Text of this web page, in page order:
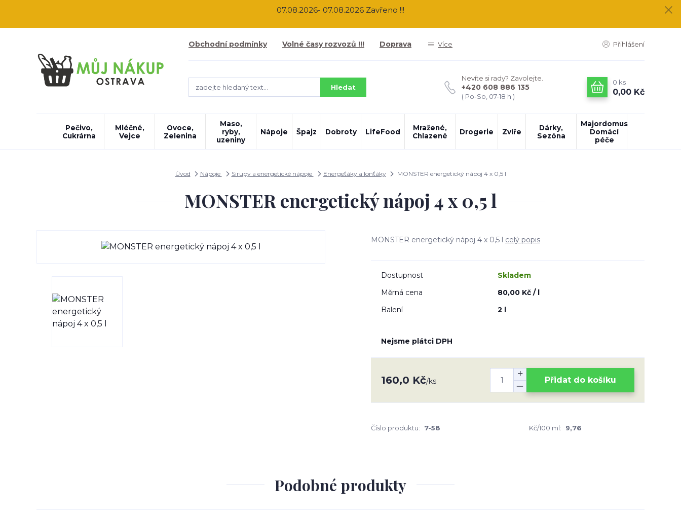
07.08.2026- 07.08.2026 Zavřeno !!!
Obchodní podmínky Volné časy rozvozů !!! Doprava Více Přihlášení
Hledat
Nevíte si rady? Zavolejte.
+420 608 886 135
( Po-So, 07-18 h )
0 ks
0,00 Kč
Pečivo,
Cukrárna
Mléčné,
Vejce
Ovoce,
Zelenina
Maso,
ryby,
uzeniny
Nápoje Špajz Dobroty LifeFood
Mražené,
Chlazené
Drogerie Zvíře
Dárky,
Sezóna
Majordomus
Domácí
péče
Úvod Nápoje Sirupy a energetické nápoje Energeťáky a Ionťáky MONSTER energetický nápoj 4 x 0,5 l
MONSTER energetický nápoj 4 x 0,5 l
MONSTER energetický nápoj 4 x 0,5 l celý popis
Dostupnost
Skladem
Měrná cena
80,00 Kč / l
Balení
2 l
Nejsme plátci DPH
160,0 Kč/ks Přidat do košíku
Číslo produktu: 7-58 Kč/100 ml: 9,76
Podobné produkty